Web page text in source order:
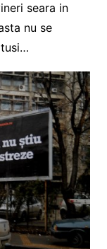
seara in
nu se